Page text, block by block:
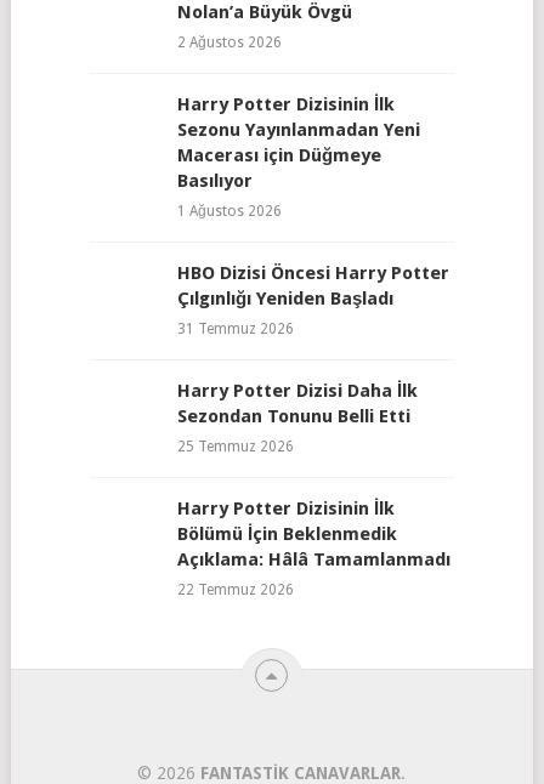
Nolan’a Büyük Övgü
2 Ağustos 2026
Harry Potter Dizisinin İlk
Sezonu Yayınlanmadan Yeni
Macerası için Düğmeye
Basılıyor
1 Ağustos 2026
HBO Dizisi Öncesi Harry Potter
Çılgınlığı Yeniden Başladı
31 Temmuz 2026
Harry Potter Dizisi Daha İlk
Sezondan Tonunu Belli Etti
25 Temmuz 2026
Harry Potter Dizisinin İlk
Bölümü İçin Beklenmedik
Açıklama: Hâlâ Tamamlanmadı
22 Temmuz 2026
© 2026 FANTASTIK CANAVARLAR.